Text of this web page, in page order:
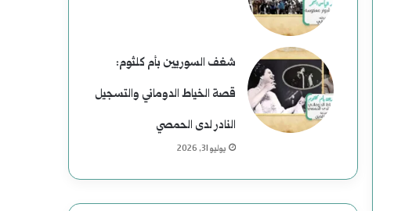
شغف السوريين بأم كلثوم:
قصة الخياط الدوماني والتسجيل
النادر لدى الحمصي
يوليو 31, 2026